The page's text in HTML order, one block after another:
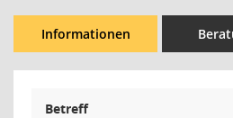
Informationen
Betreff